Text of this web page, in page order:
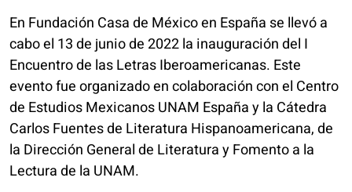
En Fundación Casa de México en España se llevó a
cabo el 13 de junio de 2022 la inauguración del I
Encuentro de las Letras Iberoamericanas. Este
evento fue organizado en colaboración con el Centro
de Estudios Mexicanos UNAM España y la Cátedra
Carlos Fuentes de Literatura Hispanoamericana, de
la Dirección General de Literatura y Fomento a la
Lectura de la UNAM.